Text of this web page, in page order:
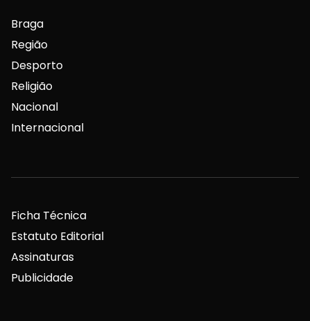
Braga
Região
Desporto
Religião
Nacional
Internacional
Ficha Técnica
Estatuto Editorial
Assinaturas
Publicidade